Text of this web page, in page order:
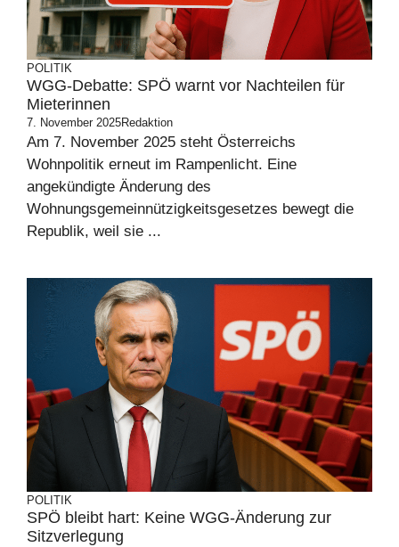
POLITIK
WGG-Debatte: SPÖ warnt vor Nachteilen für
Mieterinnen
7. November 2025Redaktion
Am 7. November 2025 steht Österreichs
Wohnpolitik erneut im Rampenlicht. Eine
angekündigte Änderung des
Wohnungsgemeinnützigkeitsgesetzes bewegt die
Republik, weil sie ...
POLITIK
SPÖ bleibt hart: Keine WGG-Änderung zur
Sitzverlegung